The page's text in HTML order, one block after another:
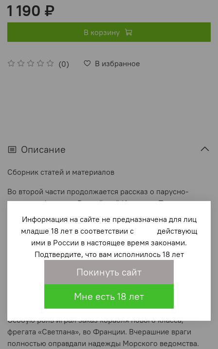
(0) В избранное
1 190 ₽
В корзину
Описание
Сборник статей и материалов
Во второй части продолжается рассказ о парусно-
винтовых фрегатах Российской Империи. По окончании
Крымской войны с целью возможно скорейшего
обновления флота паровыми кораблями нового
поколения были заложены в Архангельске и
Петербурге фрегаты «Пересвет» и «Олег», причём
последний строился вместо парового же линейного
корабля, эффективность которого была признана
меньшей, чем фрегатов. Так класс винтовых фрегатов
стал превалировать над традиционным, хотя и
переделанным, парусным линейным кораблём.
Особую роль играл заказ корабля нового класса,
фрегата «Светлана», во Франции. Вчерашние враги
полностью оправдали надежды Морского ведомства.
Информация на сайте не предназначена для лиц
младше 18 лет в соответствии с действующ
ими в России в настоящее время законами.
Подтвердите, что вам исполнилось 18 лет
Покинуть сайт
Мне есть 18 лет